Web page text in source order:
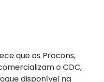
que os Procons,
o CDC,
disponível na